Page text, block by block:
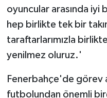
oyuncular arasında
hep birlikte tek bir
taraftarlarımızla
yenilmez oluruz.'
Fenerbahçe'de görev
futbolundan önemli